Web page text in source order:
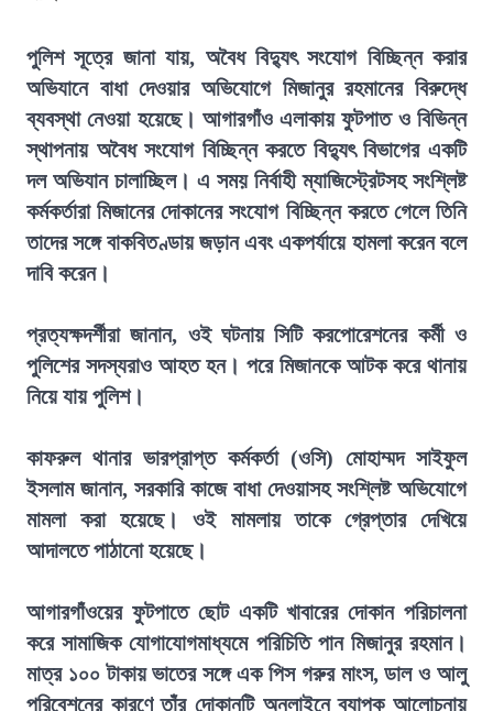
পুলিশ সূত্রে জানা যায়, অবৈধ বিদ্যুৎ সংযোগ বিচ্ছিন্ন করার
অভিযানে বাধা দেওয়ার অভিযোগে মিজানুর রহমানের বিরুদ্ধে
ব্যবস্থা নেওয়া হয়েছে। আগারগাঁও এলাকায় ফুটপাত ও বিভিন্ন
স্থাপনায় অবৈধ সংযোগ বিচ্ছিন্ন করতে বিদ্যুৎ বিভাগের একটি
দল অভিযান চালাচ্ছিল। এ সময় নির্বাহী ম্যাজিস্ট্রেটসহ সংশ্লিষ্ট
কর্মকর্তারা মিজানের দোকানের সংযোগ বিচ্ছিন্ন করতে গেলে তিনি
তাদের সঙ্গে বাকবিতণ্ডায় জড়ান এবং একপর্যায়ে হামলা করেন বলে
দাবি করেন।
প্রত্যক্ষদর্শীরা জানান, ওই ঘটনায় সিটি করপোরেশনের কর্মী ও
পুলিশের সদস্যরাও আহত হন। পরে মিজানকে আটক করে থানায়
নিয়ে যায় পুলিশ।
কাফরুল থানার ভারপ্রাপ্ত কর্মকর্তা (ওসি) মোহাম্মদ সাইফুল
ইসলাম জানান, সরকারি কাজে বাধা দেওয়াসহ সংশ্লিষ্ট অভিযোগে
মামলা করা হয়েছে। ওই মামলায় তাকে গ্রেপ্তার দেখিয়ে
আদালতে পাঠানো হয়েছে।
আগারগাঁওয়ের ফুটপাতে ছোট একটি খাবারের দোকান পরিচালনা
করে সামাজিক যোগাযোগমাধ্যমে পরিচিতি পান মিজানুর রহমান।
মাত্র ১০০ টাকায় ভাতের সঙ্গে এক পিস গরুর মাংস, ডাল ও আলু
পরিবেশনের কারণে তাঁর দোকানটি অনলাইনে ব্যাপক আলোচনায়